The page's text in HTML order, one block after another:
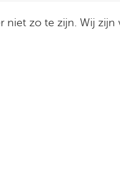
niet zo te zijn. Wij zijn